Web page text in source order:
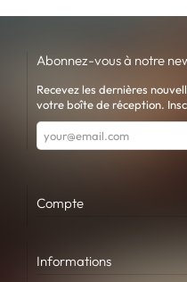
Abonnez-vous à notre
Recevez les dernières
votre boîte de réception.
Compte
Informations